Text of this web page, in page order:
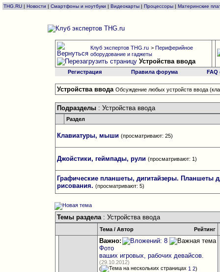
THG.RU | Новости | Смартфоны и ноутбуки | Видеокарты | Процессоры | Материнские
Клуб экспертов THG.ru > Периферийное
оборудование и гаджеты
Устройства ввода
Регистрация Правила форума
Устройства ввода Обсуждение любых устройств ввода
Подразделы: Устройства ввода
Раздел
Клавиатуры, мыши (просматривают: 25)
Джойстики, геймпады, рули (просматривают: 1)
Графические планшеты, дигитайзеры. Планшеты
рисования. (просматривают: 5)
Темы раздела: Устройства ввода
Рейтинг
Тема/ Автор
Важно:
Фото
ваших игровых, рабочих девайсов.
(29.10.2012)
(
1 2)